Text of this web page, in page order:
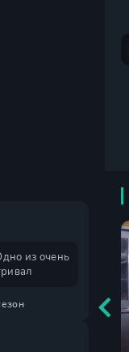
из очень